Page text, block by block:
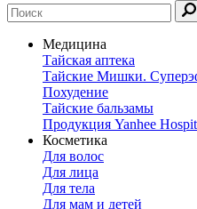
Медицина
Тайская аптека
Тайские Мишки.
Похудение
Тайские бальзамы
Продукция Yanhee
Косметика
Для волос
Для лица
Для тела
Для мам и детей